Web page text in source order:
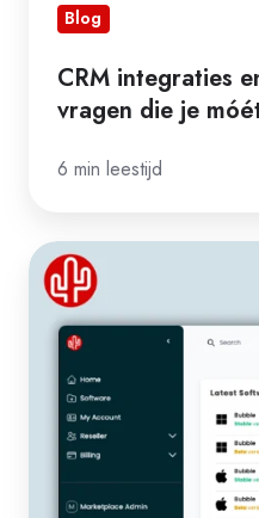
Blog
CRM integraties
vragen die je
6 min leestijd
De
downloadlink
die
Intune-
uitrol
simpel
maakt